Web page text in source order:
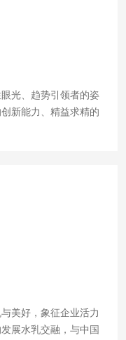
光、趋势引领者的姿
新能力、精益求精的
美好，象征企业活力
展水乳交融，与中国